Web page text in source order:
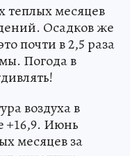
теплых месяцев
Осадков же
почти в 2,5 раза
Погода в
воздуха в
+16,9. Июнь
месяцев за